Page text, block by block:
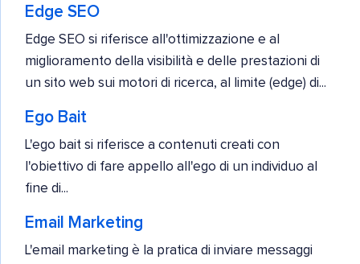
Edge SEO
Edge SEO si riferisce all'ottimizzazione e al
miglioramento della visibilità e delle prestazioni di
un sito web sui motori di ricerca, al limite (edge) di...
Ego Bait
L'ego bait si riferisce a contenuti creati con
l'obiettivo di fare appello all'ego di un individuo al
fine di...
Email Marketing
L'email marketing è la pratica di inviare messaggi